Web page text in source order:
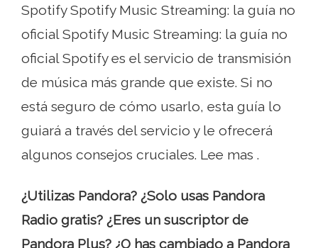
Spotify Spotify Music Streaming: la guía no
oficial Spotify Music Streaming: la guía no
oficial Spotify es el servicio de transmisión
de música más grande que existe. Si no
está seguro de cómo usarlo, esta guía lo
guiará a través del servicio y le ofrecerá
algunos consejos cruciales. Lee mas .
¿Utilizas Pandora? ¿Solo usas Pandora
Radio gratis? ¿Eres un suscriptor de
Pandora Plus? ¿O has cambiado a Pandora